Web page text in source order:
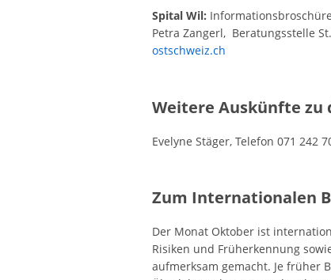
Spital Wil:
Petra Zangerl, Beratungsstelle
ostschweiz.ch
Weitere Auskünfte
Evelyne Stäger, Telefon 071 242
Zum Internationalen
Der Monat Oktober ist
Risiken und Früherkennung
aufmerksam gemacht. Je früher